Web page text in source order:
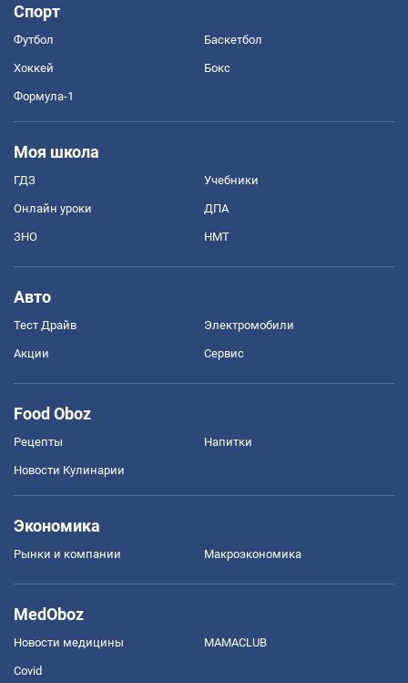
Спорт
Футбол Баскетбол
Хоккей Бокс
Формула-1
Моя школа
ГДЗ Учебники
Онлайн уроки ДПА
ЗНО НМТ
Авто
Тест Драйв Электромобили
Акции Сервис
Food Oboz
Рецепты Напитки
Новости Кулинарии
Экономика
Рынки и компании Mакроэкономика
MedOboz
Новости медицины MAMACLUB
Covid